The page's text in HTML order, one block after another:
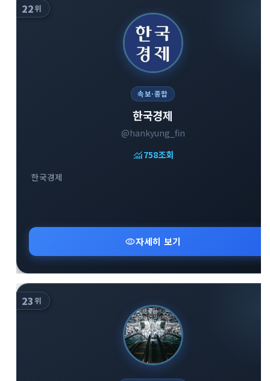
22위
속보·종합
한국경제
@hankyung_fin
monitoring758조회
한국경제
visibility자세히 보기
23 위
Home 다운로드 가이드
활용팁 스티커 보안